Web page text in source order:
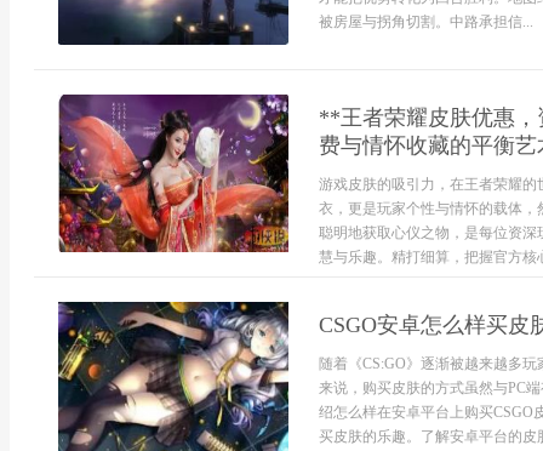
被房屋与拐角切割。中路承担信...
**王者荣耀皮肤优惠
费与情怀收藏的平衡
游戏皮肤的吸引力，在王者荣耀
衣，更是玩家个性与情怀的载体
聪明地获取心仪之物，是每位资
慧与乐趣。精打细算，把握官方
CSGO安卓怎么样买皮
随着《CS:GO》逐渐被越来越多
来说，购买皮肤的方式虽然与PC
绍怎么样在安卓平台上购买CSGO
买皮肤的乐趣。了解安卓平台的